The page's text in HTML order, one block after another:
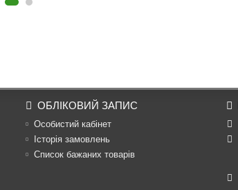
ОБЛІКОВИЙ ЗАПИС
Особистий кабінет
Історія замовлень
Список бажаних товарів